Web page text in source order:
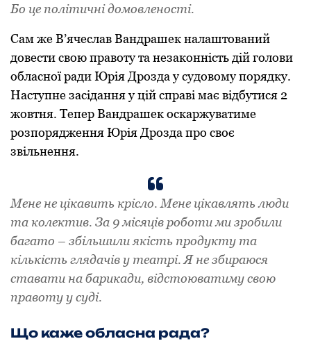
Бо це політичні домовленості.
Сам же В’ячеслав Вандрашек налаштований
довести свою правоту та незаконність дій голови
обласної ради Юрія Дрозда у судовому порядку.
Наступне засідання у цій справі має відбутися 2
жовтня. Тепер Вандрашек оскаржуватиме
розпорядження Юрія Дрозда про своє
звільнення.
Мене не цікавить крісло. Мене цікавлять люди
та колектив. За 9 місяців роботи ми зробили
багато – збільшили якість продукту та
кількість глядачів у театрі. Я не збираюся
ставати на барикади, відстоюватиму свою
правоту у суді.
Що каже обласна рада?